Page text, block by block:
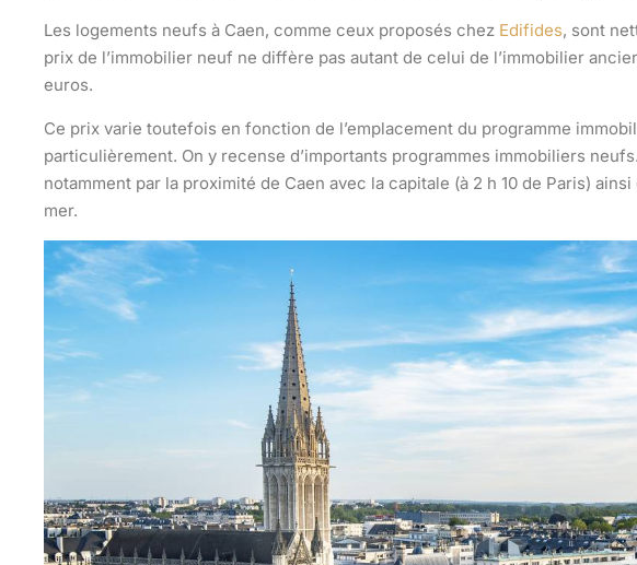
Les logements neufs à Caen, comme ceux proposés chez Edifides, sont
prix de l’immobilier neuf ne diffère pas autant de celui de l’immobilier
euros.
Ce prix varie toutefois en fonction de l’emplacement du programme
particulièrement. On y recense d’importants programmes immobiliers
notamment par la proximité de Caen avec la capitale (à 2 h 10 de Paris)
mer.